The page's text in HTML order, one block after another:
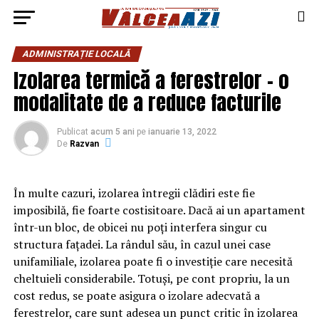
ADMINISTRAȚIE LOCALĂ
Izolarea termică a ferestrelor – o
modalitate de a reduce facturile
Publicat acum 5 ani pe ianuarie 13, 2022
De Razvan
În multe cazuri, izolarea întregii clădiri este fie
imposibilă, fie foarte costisitoare. Dacă ai un apartament
într-un bloc, de obicei nu poți interfera singur cu
structura fațadei. La rândul său, în cazul unei case
unifamiliale, izolarea poate fi o investiție care necesită
cheltuieli considerabile. Totuși, pe cont propriu, la un
cost redus, se poate asigura o izolare adecvată a
ferestrelor, care sunt adesea un punct critic în izolarea